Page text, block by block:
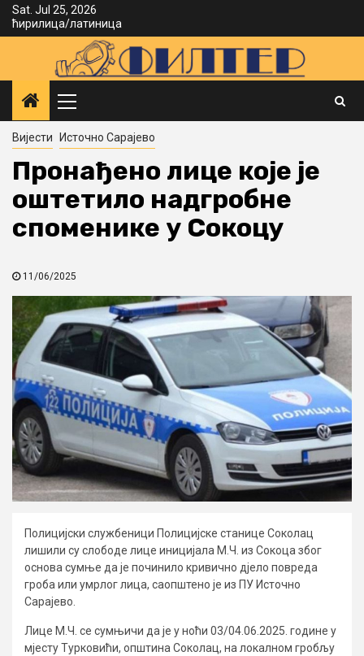
SkipSat. Jul 25, 2026
ћирилица/латиница
Menu
Вијести Источно Сарајево
Пронађено лице које је
оштетило надгробне
споменике у Сокоцу
11/06/2025
Полицијски службеници Полицијске станице Соколац
лишили су слободе лице иницијала М.Ч. из Сокоца због
основа сумње да је починило кривично дјело повреда
гроба или умрлог лица, саопштено је из ПУ Источно
Сарајево.
Лице М.Ч. се сумњичи да је у ноћи 03/04.06.2025. године у
мјесту Турковићи, општина Соколац, на локалном гробљу